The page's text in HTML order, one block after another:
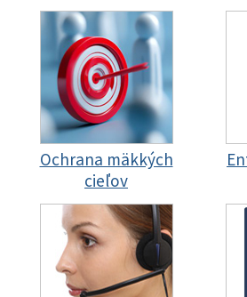
Ochrana mäkkých
cieľov